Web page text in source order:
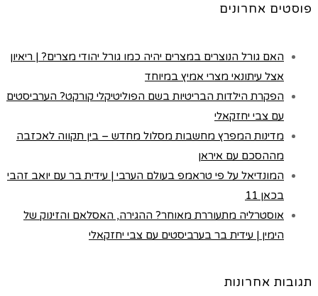
פוסטים אחרונים
האם גורל הנוצרים במצרים יהיה כמו גורל יהודי מצרים? | ריאיון
אצל עיתונאי מצרי אמיץ במיוחד
הפקרת הילדות הבריטיות בשם הפוליטיקלי קורקט? הערביסטים
עם צבי יחזקאלי
מדינות המפרץ מחשבות מסלול מחדש – בין תקווה לאכזבה
מההסכם עם איראן
המונדיאל על פי טראמפ בעולם הערבי | עידית בר עם יואב זהבי
בכאן 11
אוסטרליה מתעוררת מאוחר? ההגירה, האסלאם והזינוק של
הימין | עידית בר בערביסטים עם צבי יחזקאלי
תגובות אחרונות